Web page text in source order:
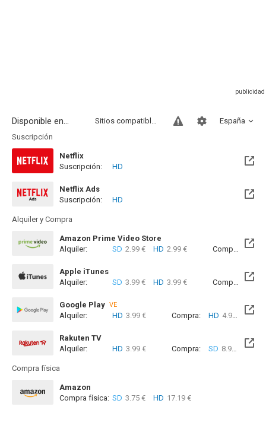
Disponible en... España
Sitios compatibles
Suscripción
Netflix
Disponible hasta el Vie, 14 Ago 2026 (Quedan 9 días)
Suscripción: HD
Netflix Ads
Disponible hasta el Vie, 14 Ago 2026 (Quedan 9 días)
Suscripción: HD
Alquiler y Compra
Amazon Prime Video Store
Alquiler:
SD 2.99 € HD 2.99 € Compra: SD
Apple iTunes
Alquiler:
SD 3.99 € HD 3.99 € Compra: SD
Google Play VE
Alquiler: HD 3.99 € Compra: HD 4.99 €
Rakuten TV
Alquiler:
HD 3.99 € Compra: SD 8.99 € HD
Compra física
Amazon
Compra física: SD 3.75 € HD 17.19 €